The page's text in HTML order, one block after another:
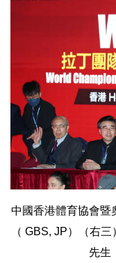
中國香港體育協會暨
（ GBS, JP）（右
先生